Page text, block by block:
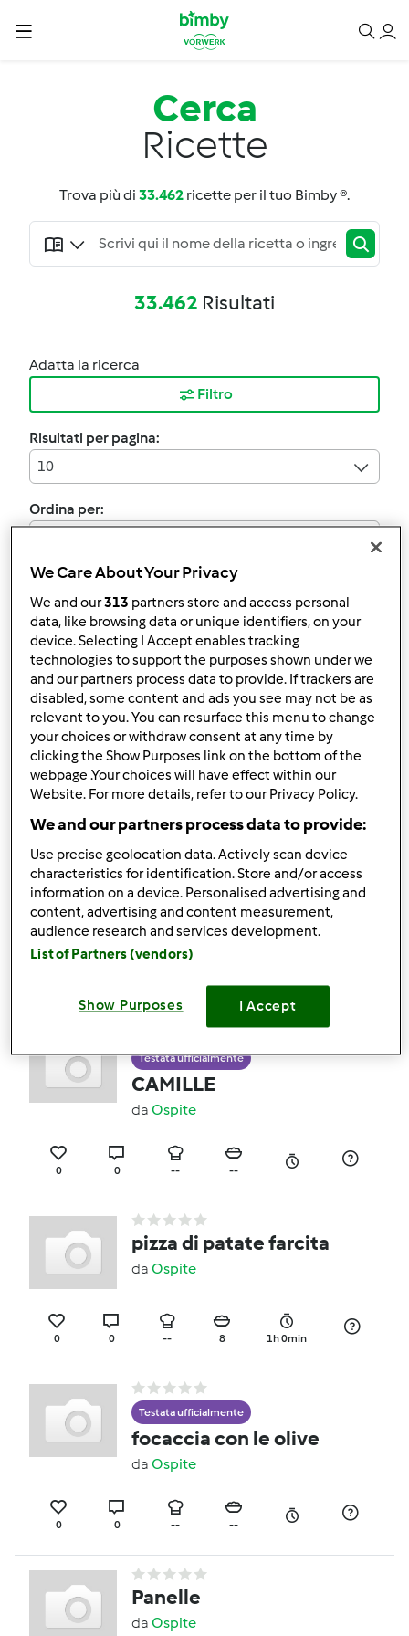
Cerca
Ricette
Trova più di 33.462 ricette per il tuo Bimby ®.
33.462 Risultati
Adatta la ricerca
Filtro
Risultati per pagina:
10
Ordina per:
Testata ufficialmente
TRIS DI PESCE E
VERDURE
daOspite
Quiche di pasta sfoglia
con salmone
affumicato
daOspite
6
Testata ufficialmente
CAMILLE
da Ospite
0 0 -- --
pizza di patate farcita
da Ospite
0 0 -- 8 1h 0min
Testata ufficialmente
focaccia con le olive
da Ospite
0 0 -- --
Panelle
da Ospite
We Care About Your Privacy
We and our313 partners store and access personal
data, like browsing data or unique identifiers, on your
device. Selecting I Accept enables tracking
technologies to support the purposes shown under we
and our partners process data to provide. If trackers are
disabled, some content and ads you see may not be as
relevant to you. You can resurface this menu to change
your choices or withdraw consent at any time by
clicking the Show Purposes link on the bottom of the
webpage .Your choices will have effect within our
Website. For more details, refer to our Privacy Policy.
We and our partners process data to provide:
Use precise geolocation data. Actively scan device
characteristics for identification. Store and/or access
information on a device. Personalised advertising and
content, advertising and content measurement,
audience research and services development.
List of Partners (vendors)
Show Purposes I Accept